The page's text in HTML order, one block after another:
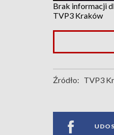
Brak informacji
TVP3 Kraków
Źródło: TVP3